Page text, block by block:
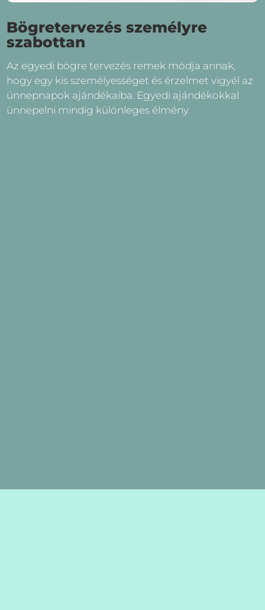
Bögretervezés személyre
szabottan
Az egyedi bögre tervezés remek módja annak,
hogy egy kis személyességet és érzelmet vigyél az
ünnepnapok ajándékaiba. Egyedi ajándékokkal
ünnepelni mindig különleges élmény